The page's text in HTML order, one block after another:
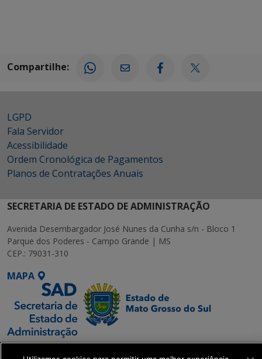
Compartilhe:
LGPD
Fala Servidor
Acessibilidade
Ordem Cronológica de Pagamentos
Planos de Contratações Anuais
SECRETARIA DE ESTADO DE ADMINISTRAÇÃO
Avenida Desembargador José Nunes da Cunha s/n - Bloco 1
Parque dos Poderes - Campo Grande | MS
CEP.: 79031-310
MAPA